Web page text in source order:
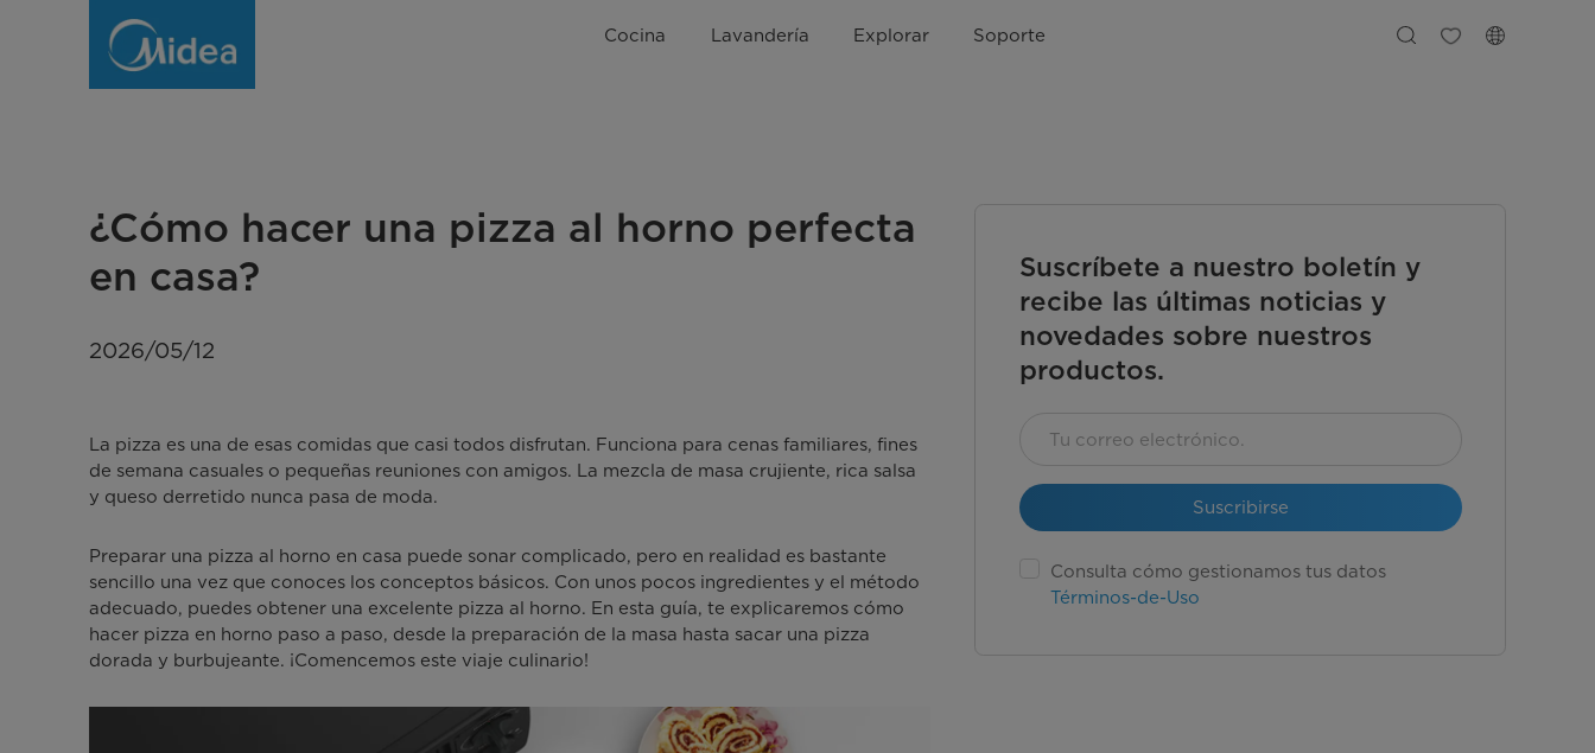
casera
Cocina Lavandería Explorar Soporte
¿Cómo hacer una pizza al horno perfecta
en casa?
2026/05/12
La pizza es una de esas comidas que casi todos disfrutan. Funciona para cenas familiares, fines
de semana casuales o pequeñas reuniones con amigos. La mezcla de masa crujiente, rica salsa
y queso derretido nunca pasa de moda.
Preparar una pizza al horno en casa puede sonar complicado, pero en realidad es bastante
sencillo una vez que conoces los conceptos básicos. Con unos pocos ingredientes y el método
adecuado, puedes obtener una excelente pizza al horno. En esta guía, te explicaremos cómo
hacer pizza en horno paso a paso, desde la preparación de la masa hasta sacar una pizza
dorada y burbujeante. ¡Comencemos este viaje culinario!
Suscríbete a nuestro boletín y
recibe las últimas noticias y
novedades sobre nuestros
productos.
Suscribirse
Consulta cómo gestionamos tus datos
Términos-de-Uso